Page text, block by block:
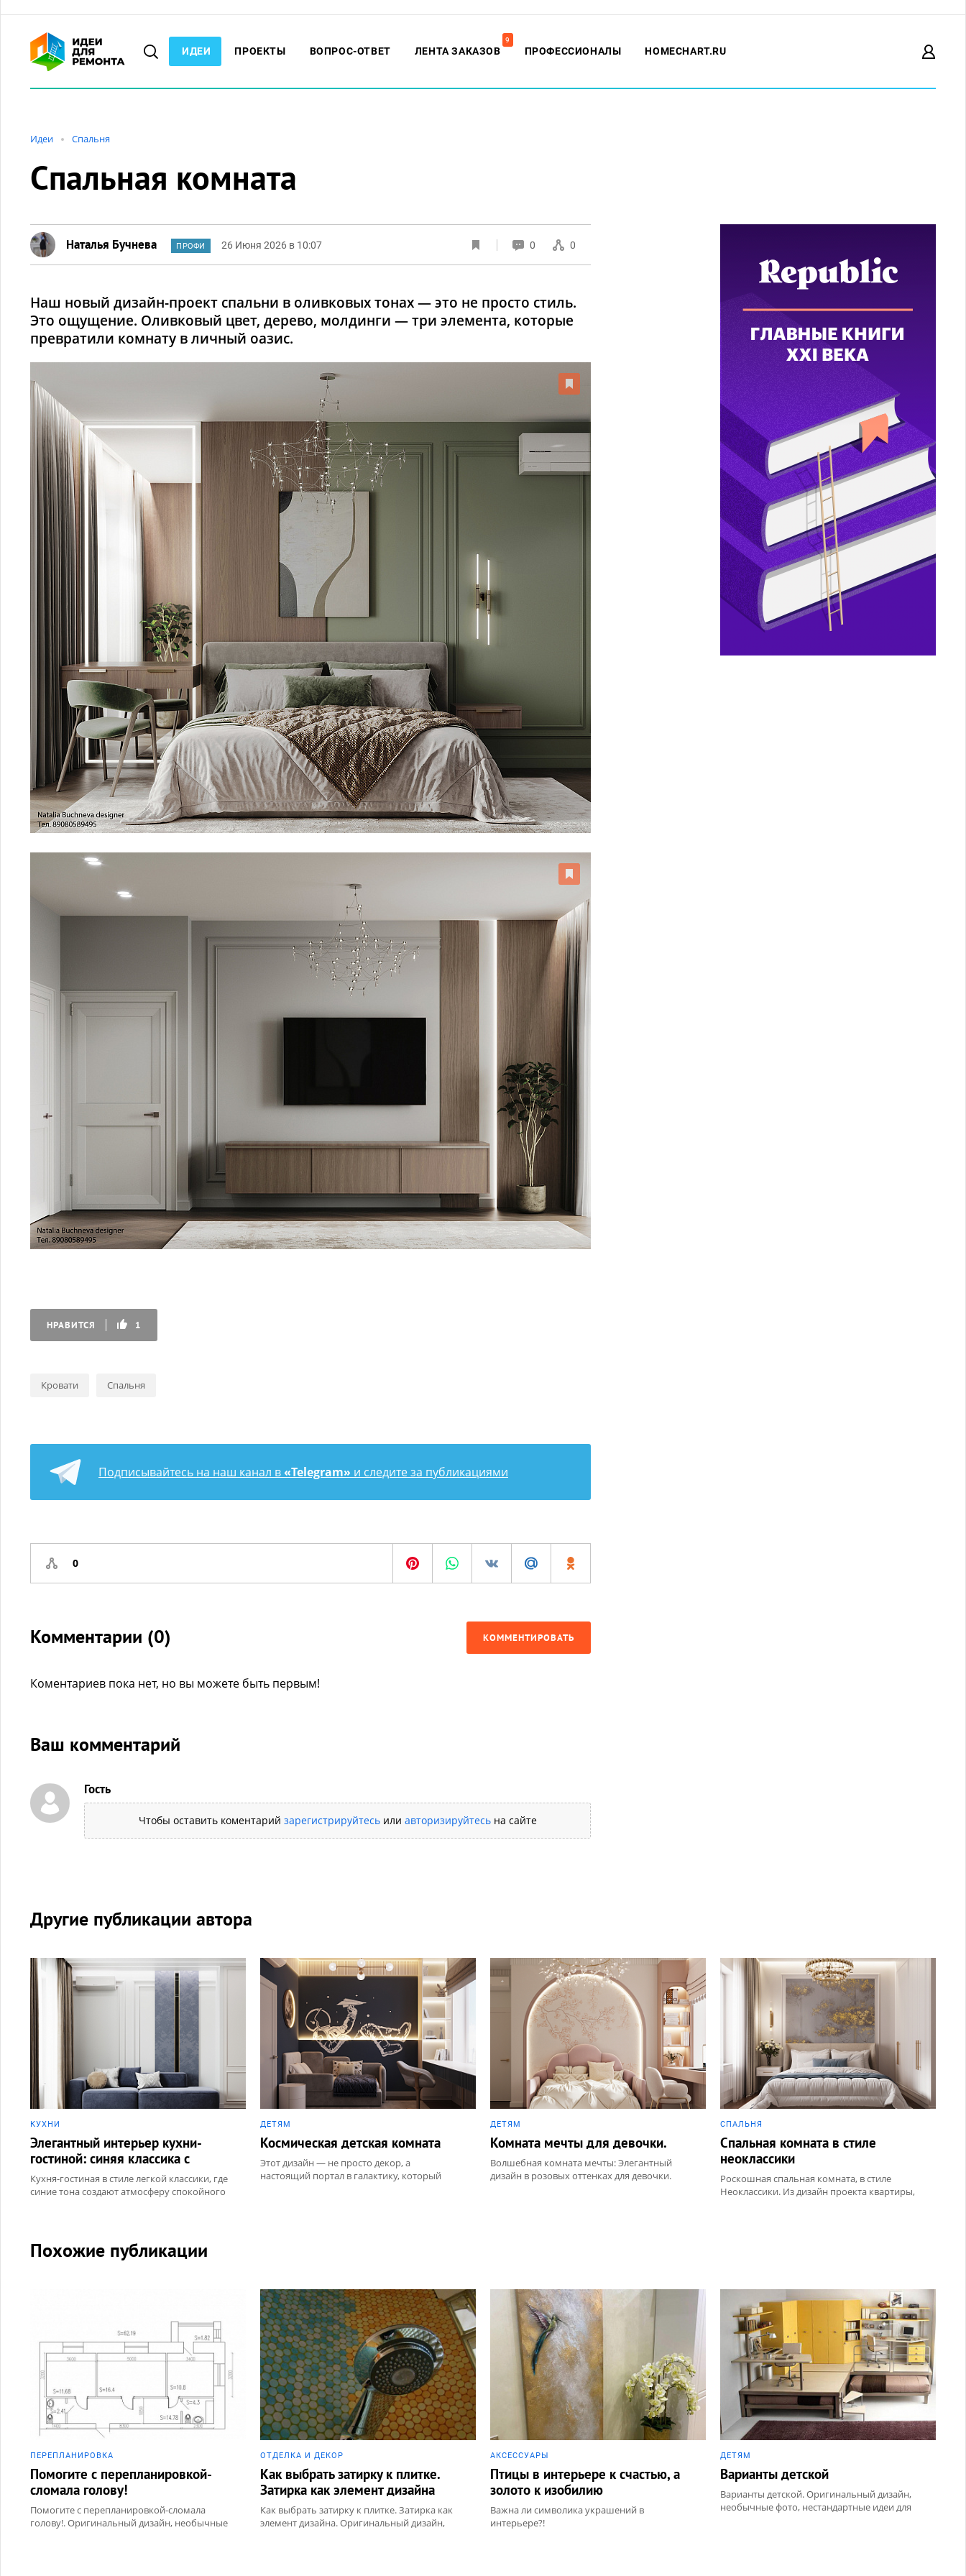
ИДЕИ ПРОЕКТЫ ВОПРОС-ОТВЕТ ЛЕНТА ЗАКАЗОВ
9
ПРОФЕССИОНАЛЫ HOMECHART.RU
Идеи Спальня
Спальная комната
Наталья Бучнева ПРОФИ 26 Июня 2026 в 10:07 0 0
Наш новый дизайн-проект спальни в оливковых тонах — это не просто стиль.
Это ощущение. Оливковый цвет, дерево, молдинги — три элемента, которые
превратили комнату в личный оазис.
НРАВИТСЯ 1
Кровати Спальня
Подписывайтесь на наш канал в«Telegram» и следите за публикациями
0
Комментарии (0) КОММЕНТИРОВАТЬ
Коментариев пока нет, но вы можете быть первым!
Ваш комментарий
Гость
Чтобы оставить коментарий зарегистрируйтесьили авторизируйтесьна сайте
Другие публикации автора
КУХНИ
Элегантный интерьер кухни-
гостиной: синяя классика с
новогодним шармом!
Кухня-гостиная в стиле легкой классики, где
синие тона создают атмосферу спокойного
ДЕТЯМ
Космическая детская комната
Этот дизайн — не просто декор, а
настоящий портал в галактику, который
ДЕТЯМ
Комната мечты для девочки.
Волшебная комната мечты: Элегантный
дизайн в розовых оттенках для девочки.
СПАЛЬНЯ
Спальная комната в стиле
неоклассики
Роскошная спальная комната, в стиле
Неоклассики. Из дизайн проекта квартиры,
Похожие публикации
ПЕРЕПЛАНИРОВКА
Помогите с перепланировкой-
сломала голову!
Помогите с перепланировкой-сломала
голову!. Оригинальный дизайн, необычные
ОТДЕЛКА И ДЕКОР
Как выбрать затирку к плитке.
Затирка как элемент дизайна
Как выбрать затирку к плитке. Затирка как
элемент дизайна. Оригинальный дизайн,
АКCЕССУАРЫ
Птицы в интерьере к счастью, а
золото к изобилию
Важна ли символика украшений в
интерьере?!
ДЕТЯМ
Варианты детской
Варианты детской. Оригинальный дизайн,
необычные фото, нестандартные идеи для